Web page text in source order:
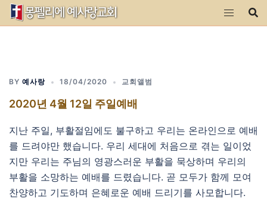
Skip
BY 예사랑 18/04/2020 교회앨범
2020년 4월 12일 주일예배
지난 주일, 부활절임에도 불구하고 우리는 온라인으로 예배
를 드려야만 했습니다. 우리 세대에 처음으로 겪는 일이었
지만 우리는 주님의 영광스러운 부활을 묵상하며 우리의
부활을 소망하는 예배를 드렸습니다. 곧 모두가 함께 모여
찬양하고 기도하며 은혜로운 예배 드리기를 사모합니다.